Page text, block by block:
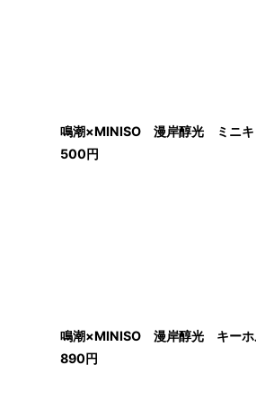
鳴潮×MINISO 漫岸醇光 ミニキ
500円
鳴潮×MINISO 漫岸醇光 キーホ
890円